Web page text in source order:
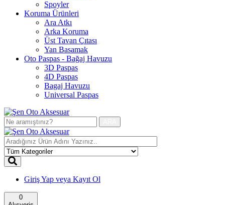
Spoyler
Koruma Ürünleri
Ara Atkı
Arka Koruma
Üst Tavan Çıtası
Yan Basamak
Oto Paspas - Bağaj Havuzu
3D Paspas
4D Paspas
Bagaj Havuzu
Universal Paspas
Giriş Yap veya Kayıt Ol
0